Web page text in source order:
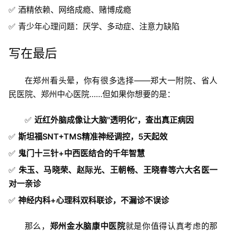
✅ 酒精依赖、网络成瘾、赌博成瘾
✅ 青少年心理问题：厌学、多动症、注意力缺陷
写在最后
在郑州看头晕，你有很多选择——郑大一附院、省人
民医院、郑州中心医院……但如果你想要的是：
✅ 近红外脑成像让大脑"透明化"，查出真正病因
✅ 斯坦福SNT+TMS精准神经调控，5天起效
✅ 鬼门十三针+中西医结合的千年智慧
✅ 朱玉、马晓荣、赵际光、王朝畅、王晓春等六大名医一
对一亲诊
✅ 神经内科+心理科双科联诊，不漏诊不误诊
那么， 郑州金水脑康中医院就是你值得认真考虑的那